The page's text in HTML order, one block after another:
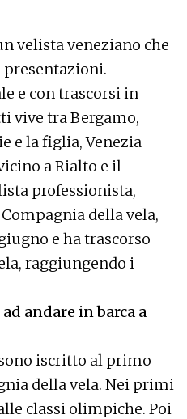
velista veneziano che
presentazioni.
e con trascorsi in
vive tra Bergamo,
e la figlia, Venezia
a Rialto e il
professionista,
della vela,
e ha trascorso
raggiungendo i
andare in barca a
iscritto al primo
della vela. Nei primi
classi olimpiche. Poi